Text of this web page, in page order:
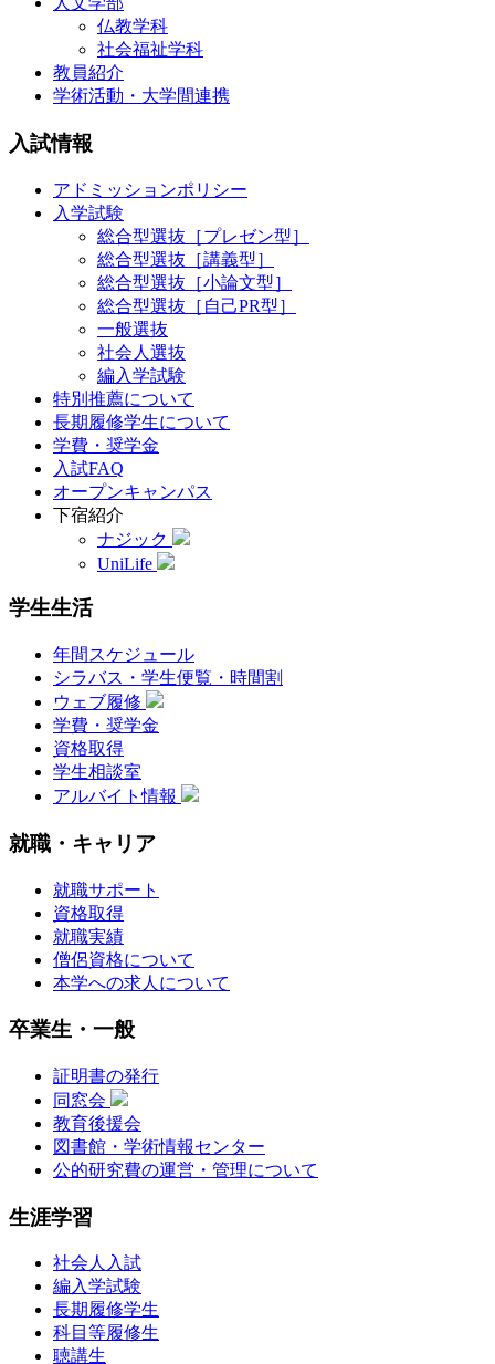
仏教学科
社会福祉学科
教員紹介
学術活動・大学間連携
入試情報
アドミッションポリシー
入学試験
総合型選抜［プレゼン型］
総合型選抜［講義型］
総合型選抜［小論文型］
総合型選抜［自己PR型］
一般選抜
社会人選抜
編入学試験
特別推薦について
長期履修学生について
学費・奨学金
入試FAQ
オープンキャンパス
下宿紹介
ナジック
UniLife
学生生活
年間スケジュール
シラバス・学生便覧・時間割
ウェブ履修
学費・奨学金
資格取得
学生相談室
アルバイト情報
就職・キャリア
就職サポート
資格取得
就職実績
僧侶資格について
本学への求人について
卒業生・一般
証明書の発行
同窓会
教育後援会
図書館・学術情報センター
公的研究費の運営・管理について
生涯学習
社会人入試
編入学試験
長期履修学生
科目等履修生
聴講生